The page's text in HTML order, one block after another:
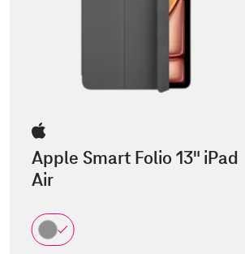
Apple Smart Folio 13" iPad
Air